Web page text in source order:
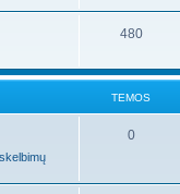
480
TEMOS
0